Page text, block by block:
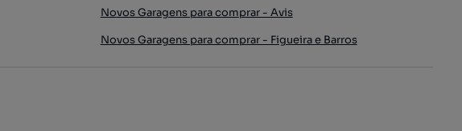
Novos Garagens para comprar - Avis
Novos Garagens para comprar - Figueira e Barros